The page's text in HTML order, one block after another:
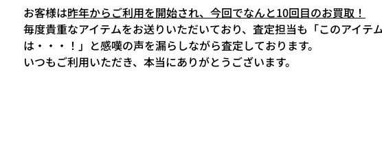
お客様は昨年からご利用を開始され、今回でなんと10回目のお買取！
毎度貴重なアイテムをお送りいただいており、査定担当も「このアイテ
は・・・！」と感嘆の声を漏らしながら査定しております。
いつもご利用いただき、本当にありがとうございます。